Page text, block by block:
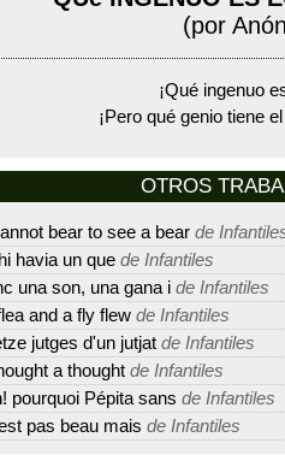
(por
¡Qué ingenuo
¡Pero qué genio tiene
OTROS
bear to see a bear de
havia un que de Infantiles
una son, una gana i de Infantiles
and a fly flew de Infantiles
jutges d'un jutjat de Infantiles
a thought de Infantiles
pourquoi Pépita sans de Infantiles
pas beau mais de Infantiles